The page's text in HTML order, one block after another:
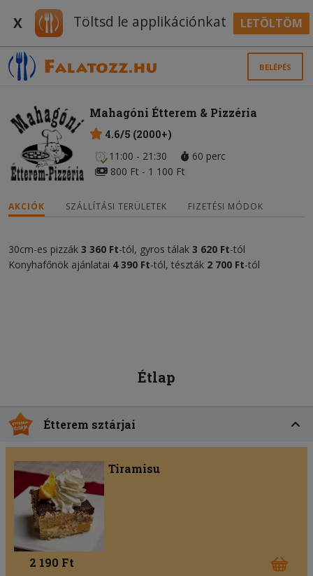
X Töltsd le applikációnkat LETÖLTÖM
BELÉPÉS
Mahagóni Étterem & Pizzéria
4.6/5 (2000+)
11:00 - 21:30
60 perc
800 Ft - 1 100 Ft
AKCIÓK SZÁLLÍTÁSI TERÜLETEK FIZETÉSI MÓDOK
30cm-es pizzák 3 360 Ft-tól, gyros tálak 3 620 Ft-tól
Konyhafőnök ajánlatai 4 390 Ft-tól, tészták 2 700 Ft-tól
Étlap
Étterem sztárjai
Tiramisu
2 190 Ft